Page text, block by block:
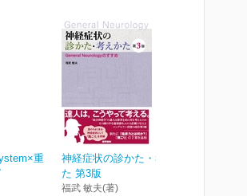
重
神経症状の診かた・考えか
た 第3版
福武 敏夫(著)